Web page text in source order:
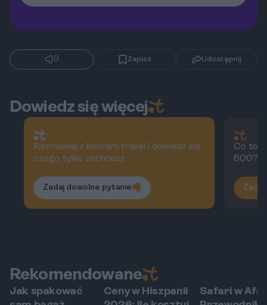
0 Zapisz Udostępnij
Dowiedz się więcej
Rozmawiaj z kocham.travel i dowiedz się
czego tylko zechcesz
Zadaj dowolne pytanie
Co to
600?
Rekomendowane
Poradnik
Jak spakować
Hiszpania
Ceny w Hiszpanii
Afryka
Safari w